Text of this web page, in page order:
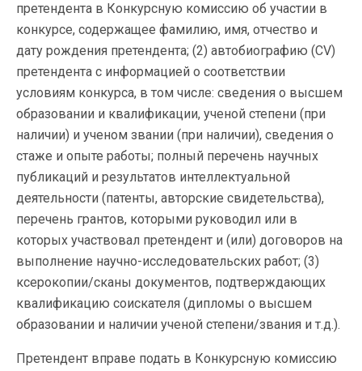
претендента в Конкурсную комиссию об участии в
конкурсе, содержащее фамилию, имя, отчество и
дату рождения претендента; (2) автобиографию (CV)
претендента с информацией о соответствии
условиям конкурса, в том числе: сведения о высшем
образовании и квалификации, ученой степени (при
наличии) и ученом звании (при наличии), сведения о
стаже и опыте работы; полный перечень научных
публикаций и результатов интеллектуальной
деятельности (патенты, авторские свидетельства),
перечень грантов, которыми руководил или в
которых участвовал претендент и (или) договоров на
выполнение научно-исследовательских работ; (3)
ксерокопии/сканы документов, подтверждающих
квалификацию соискателя (дипломы о высшем
образовании и наличии ученой степени/звания и т.д.).
Претендент вправе подать в Конкурсную комиссию